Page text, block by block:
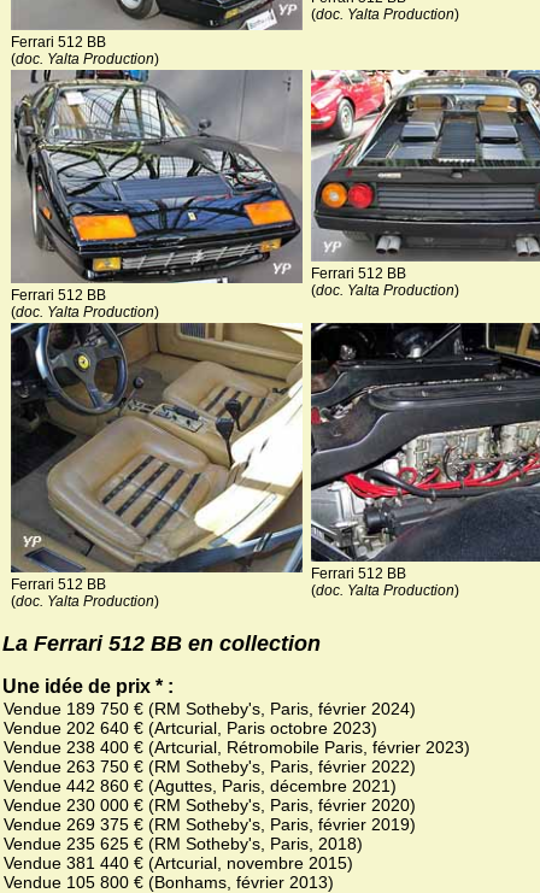
Ferrari 512 BB
(doc. Yalta Production)
(doc. Yalta Production)
Ferrari 512 BB
(doc. Yalta Production)
Ferrari 512 BB
(doc. Yalta Production)
Ferrari 512 BB
(doc. Yalta Production)
Ferrari 512 BB
(doc. Yalta Production)
La Ferrari 512 BB en collection
Une idée de prix * :
Vendue 189 750 € (RM Sotheby's, Paris, février 2024)
Vendue 202 640 € (Artcurial, Paris octobre 2023)
Vendue 238 400 € (Artcurial, Rétromobile Paris, février 2023)
Vendue 263 750 € (RM Sotheby's, Paris, février 2022)
Vendue 442 860 € (Aguttes, Paris, décembre 2021)
Vendue 230 000 € (RM Sotheby's, Paris, février 2020)
Vendue 269 375 € (RM Sotheby's, Paris, février 2019)
Vendue 235 625 € (RM Sotheby's, Paris, 2018)
Vendue 381 440 € (Artcurial, novembre 2015)
Vendue 105 800 € (Bonhams, février 2013)